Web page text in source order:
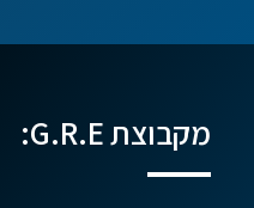
מקבוצת G.R.E: